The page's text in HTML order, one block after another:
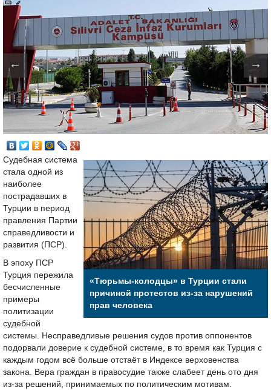
← →
«Тюрьмы-колодцы» в Турции стали
причиной протестов из-за нарушений
прав человека
Судебная система
стала одной из
наиболее
пострадавших в
Турции в период
правления Партии
справедливости и
развития (ПСР).
В эпоху ПСР
Турция пережила
бесчисленные
примеры
политизации
судебной
системы. Несправедливые решения судов против оппонентов
подорвали доверие к судебной системе, в то время как Турция с
каждым годом всё больше отстаёт в Индексе верховенства
закона. Вера граждан в правосудие также слабеет день ото дня
из-за решений, принимаемых по политическим мотивам.